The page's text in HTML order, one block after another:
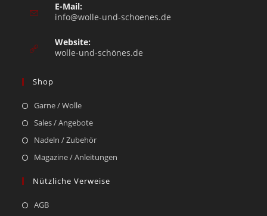
E-Mail:
info@wolle-und-schoenes.de
Website:
wolle-und-schönes.de
Shop
Garne / Wolle
Sales / Angebote
Nadeln / Zubehör
Magazine / Anleitungen
Nützliche Verweise
AGB